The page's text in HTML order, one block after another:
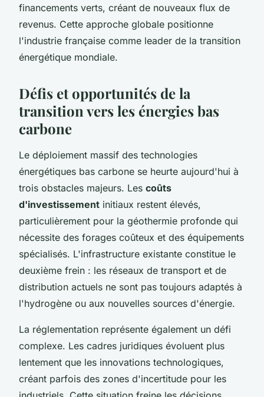
financements verts, créant de nouveaux flux de
revenus. Cette approche globale positionne
l'industrie française comme leader de la transition
énergétique mondiale.
Défis et opportunités de la
transition vers les énergies bas
carbone
Le déploiement massif des technologies
énergétiques bas carbone se heurte aujourd'hui à
trois obstacles majeurs. Les coûts
d'investissement initiaux restent élevés,
particulièrement pour la géothermie profonde qui
nécessite des forages coûteux et des équipements
spécialisés. L'infrastructure existante constitue le
deuxième frein : les réseaux de transport et de
distribution actuels ne sont pas toujours adaptés à
l'hydrogène ou aux nouvelles sources d'énergie.
La réglementation représente également un défi
complexe. Les cadres juridiques évoluent plus
lentement que les innovations technologiques,
créant parfois des zones d'incertitude pour les